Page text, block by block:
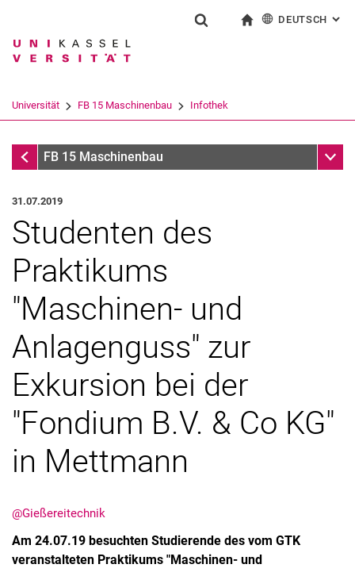
Springe direkt zu: Inhalt
Springe direkt zu: Suche
Springe direkt zu:
Suchbegriff
Suchen (öffnet externen Link in einem
DEUTSCH :
Universität FB 15 Maschinenbau Infothek
InfothekFB 15 Maschinenbau
Stellenangebote
Mediathek
Suche
31.07.2019
Studenten des
Praktikums
"Maschinen- und
Anlagenguss" zur
Exkursion bei der
"Fondium B.V. & Co KG"
in Mettmann
@Gießereitechnik
Am 24.07.19 besuchten Studierende des vom GTK
veranstalteten Praktikums "Maschinen- und